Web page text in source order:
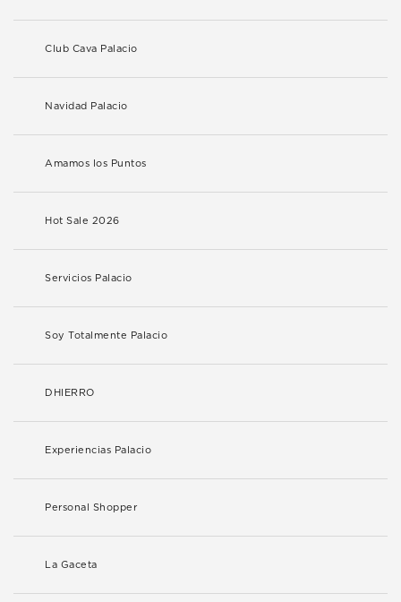
Club Cava Palacio
Navidad Palacio
Amamos los Puntos
Hot Sale 2026
Servicios Palacio
Soy Totalmente Palacio
DHIERRO
Experiencias Palacio
Personal Shopper
La Gaceta